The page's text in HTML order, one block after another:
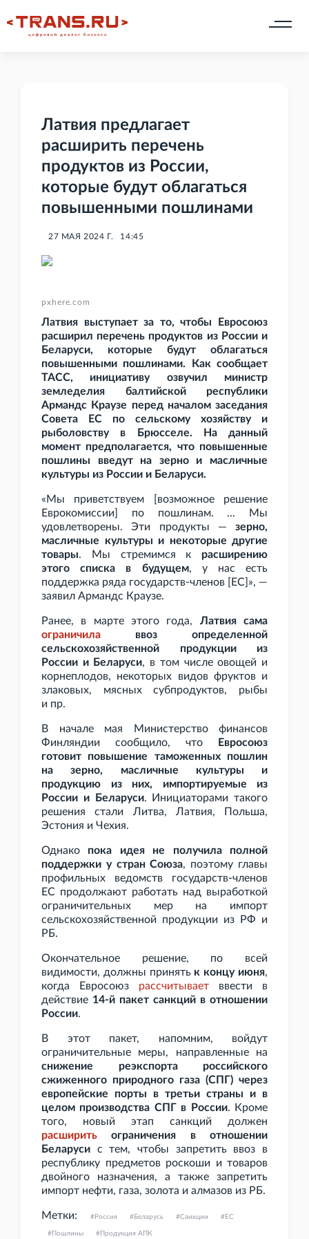
Латвия предлагает
расширить перечень
продуктов из России,
которые будут облагаться
повышенными пошлинами
27 МАЯ 2024 Г. 14:45
pxhere.com
Латвия выступает за то, чтобы Евросоюз
расширил перечень продуктов из России и
Беларуси, которые будут облагаться
повышенными пошлинами. Как сообщает
ТАСС, инициативу озвучил министр
земледелия балтийской республики
Армандс Краузе перед началом заседания
Совета ЕС по сельскому хозяйству и
рыболовству в Брюсселе. На данный
момент предполагается, что повышенные
пошлины введут на зерно и масличные
культуры из России и Беларуси.
«Мы приветствуем [возможное решение
Еврокомиссии] по пошлинам. ... Мы
удовлетворены. Эти продукты — зерно,
масличные культуры и некоторые другие
товары. Мы стремимся к расширению
этого списка в будущем, у нас есть
поддержка ряда государств-членов [ЕС]», —
заявил Армандс Краузе.
Ранее, в марте этого года, Латвия сама
ограничила ввоз определенной
сельскохозяйственной продукции из
России и Беларуси, в том числе овощей и
корнеплодов, некоторых видов фруктов и
злаковых, мясных субпродуктов, рыбы
и пр.
В начале мая Министерство финансов
Финляндии сообщило, что
Евросоюз
готовит повышение таможенных пошлин
на зерно, масличные культуры и
продукцию из них, импортируемые из
России и Беларуси. Инициаторами такого
решения стали Литва, Латвия, Польша,
Эстония и Чехия.
Однако пока идея не получила полной
поддержки у стран Союза, поэтому главы
профильных ведомств государств-членов
ЕС продолжают работать над выработкой
ограничительных мер на импорт
сельскохозяйственной продукции из РФ и
РБ.
Окончательное решение, по всей
видимости, должны принять к концу июня,
когда Евросоюз рассчитывает ввести в
действие 14-й пакет санкций в отношении
России.
В этот пакет, напомним, войдут
ограничительные меры, направленные на
снижение реэкспорта российского
сжиженного природного газа (СПГ) через
европейские порты в третьи страны и в
целом производства СПГ в России. Кроме
того, новый этап санкций должен
расширить ограничения в отношении
Беларуси с тем, чтобы запретить ввоз в
республику предметов роскоши и товаров
двойного назначения, а также запретить
импорт нефти, газа, золота и алмазов из РБ.
Метки: Россия Беларусь Санкции ЕС
Пошлины Продукция АПК